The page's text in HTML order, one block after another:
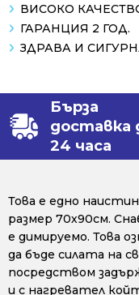
ВИСОКО
ГАРАНЦИЯ 2 ГОД.
ЗДРАВА И
Бърза
доставка
24 часа
Това е едно
размер 70х90см.
е димируемо. Това
да бъде силата на
посредством
и с нагревател